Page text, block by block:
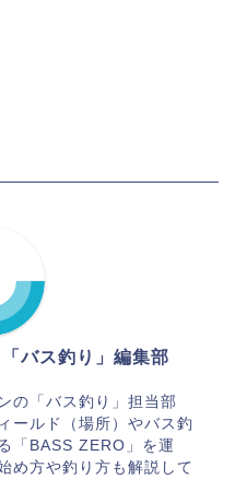
バス釣り」編集部
の「バス釣り」担当部
ールド（場所）やバス釣
「BASS ZERO」を運
め方や釣り方も解説して